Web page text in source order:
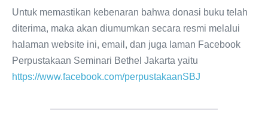
Untuk memastikan kebenaran bahwa donasi buku telah
diterima, maka akan diumumkan secara resmi melalui
halaman website ini, email, dan juga laman Facebook
Perpustakaan Seminari Bethel Jakarta yaitu
https://www.facebook.com/perpustakaanSBJ